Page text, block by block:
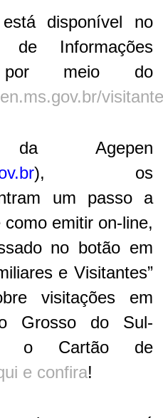
disponível no
de Informações
por meio do
visitante
Agepen
), os
um passo a
emitir on-line,
no botão em
e Visitantes”
visitações em
Grosso do Sul-
o Cartão de
e confira!